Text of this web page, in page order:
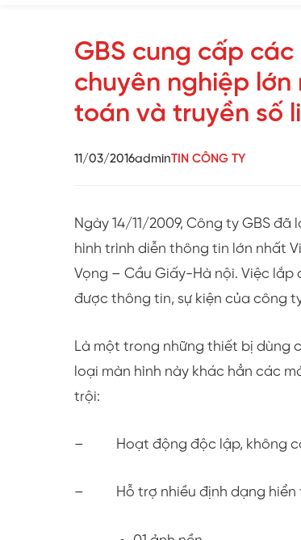
GBS cung cấp
chuyên nghiệp
toán và truyền số
11/03/2016adminTIN CÔNG TY
Ngày 14/11/2009, Công ty GBS
hình trình diễn thông tin lớn nhất
Vọng – Cầu Giấy-Hà nội. Việc
được thông tin, sự kiện của công
Là một trong những thiết bị dùng
loại màn hình này khác hẳn các
trội:
– Hoạt động độc lập, không
– Hỗ trợ nhiều định dạng hiển